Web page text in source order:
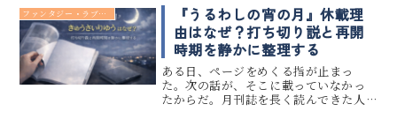
た。多くの作品は、涙か忍耐を選ばせ
る。だが、『最後にひとつだけお願い
しても...
ファンタジー・ラブコメ
『うるわしの宵の月』休載理
由はなぜ？打ち切り説と再開
時期を静かに整理する
ある日、ページをめくる指が止まっ
た。次の話が、そこに載っていなかっ
たからだ。月刊誌を長く読んできた人